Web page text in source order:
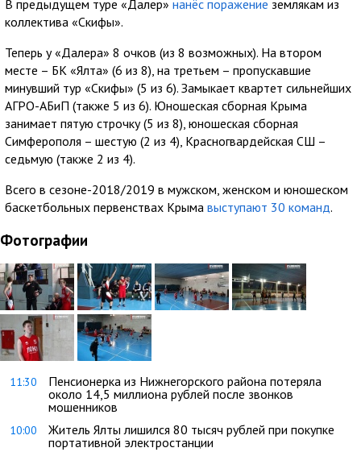
В предыдущем туре «Далер» нанёс поражение землякам из
коллектива «Скифы».
Теперь у «Далера» 8 очков (из 8 возможных). На втором
месте – БК «Ялта» (6 из 8), на третьем – пропускавшие
минувший тур «Скифы» (5 из 6). Замыкает квартет сильнейших
АГРО-АБиП (также 5 из 6). Юношеская сборная Крыма
занимает пятую строчку (5 из 8), юношеская сборная
Симферополя – шестую (2 из 4), Красногвардейская СШ –
седьмую (также 2 из 4).
Всего в сезоне-2018/2019 в мужском, женском и юношеском
баскетбольных первенствах Крыма выступают 30 команд.
Фотографии
11:30
Пенсионерка из Нижнегорского района потеряла
около 14,5 миллиона рублей после звонков
мошенников
10:00
Житель Ялты лишился 80 тысяч рублей при покупке
портативной электростанции